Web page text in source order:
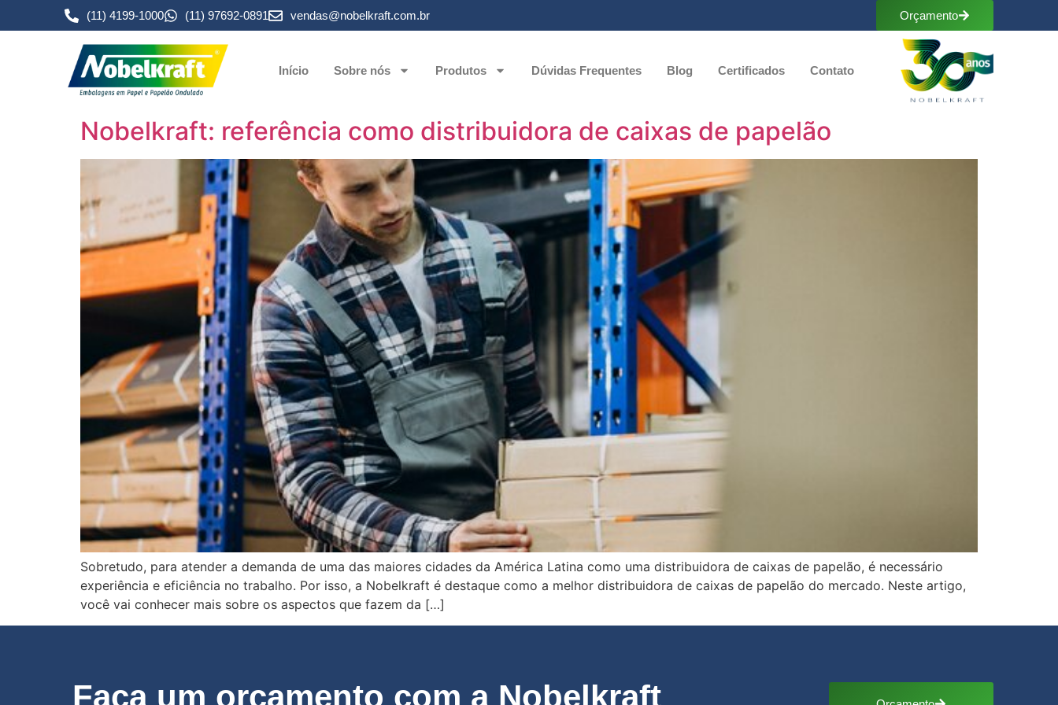
(11) 4199-1000 (11) 97692-0891 vendas@nobelkraft.com.br Orçamento
Início Sobre nós Produtos Dúvidas Frequentes Blog Certificados Contato
Nobelkraft: referência como distribuidora de caixas de papelão
Sobretudo, para atender a demanda de uma das maiores cidades da América Latina como uma distribuidora de caixas de papelão, é necessário
experiência e eficiência no trabalho. Por isso, a Nobelkraft é destaque como a melhor distribuidora de caixas de papelão do mercado. Neste artigo,
você vai conhecer mais sobre os aspectos que fazem da […]
Faça um orçamento com a Nobelkraft